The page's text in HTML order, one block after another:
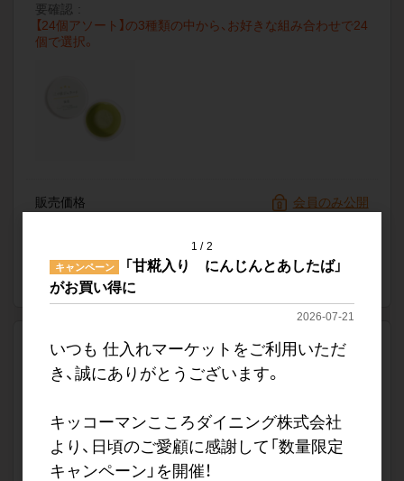
要確認
【24個アソート】の3種類の中から、お好きな組み合わせで24
個で選択。
販売価格 会員のみ公開
注文数
ご注文には
送料なし
三ツ星ジェラート バニラ ×24個
軽減税率対象
希望小売価格
600円（1個あたり・税抜）
1 2
キャンペーン
「甘糀入り にんじんとあしたば」
がお買い得に
2026-07-21
いつも 仕入れマーケットをご利用いただ
き、誠にありがとうございます。
キッコーマンこころダイニング株式会社
より、日頃のご愛顧に感謝して「数量限定
キャンペーン」を開催！